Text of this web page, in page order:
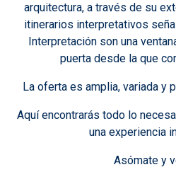
arquitectura, a través de su
itinerarios interpretativos
Interpretación son una
puerta desde la que
La oferta es amplia, variada y
Aquí encontrarás todo lo
una experiencia
Asómate y